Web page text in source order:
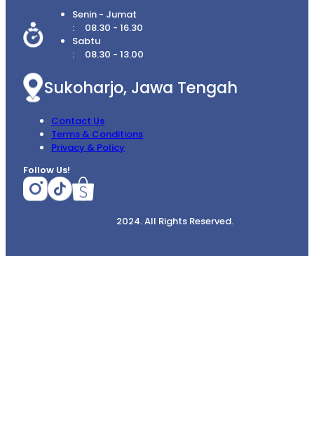
Senin - Jumat
08.30 - 16.30
Sabtu
08.30 - 13.00
Sukoharjo, Jawa Tengah
Contact Us
Terms & Conditions
Privacy & Policy
Follow Us!
2024. All Rights Reserved.